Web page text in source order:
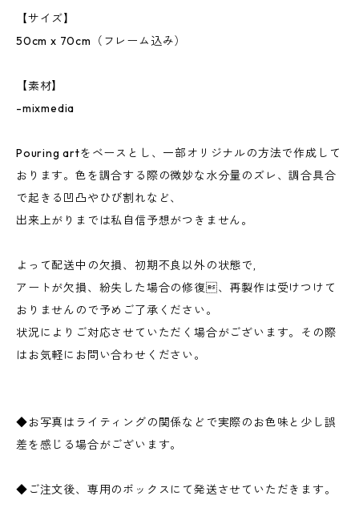
【サイズ】
50cm x 70cm（フレーム込み）
【素材】
-mixmedia
Pouring artをベースとし、一部オリジナルの方法で作成して
おります。色を調合する際の微妙な水分量のズレ、調合具合
で起きる凹凸やひび割れなど、
出来上がりまでは私自信予想がつきません。
よって配送中の欠損、初期不良以外の状態で,
アートが欠損、紛失した場合の修復、再製作は受けつけて
おりませんので予めご了承ください。
状況によりご対応させていただく場合がございます。その際
はお気軽にお問い合わせください。
◆お写真はライティングの関係などで実際のお色味と少し誤
差を感じる場合がございます。
◆ご注文後、専用のボックスにて発送させていただきます。